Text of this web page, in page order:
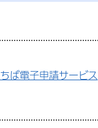
ちば電子申請サービス